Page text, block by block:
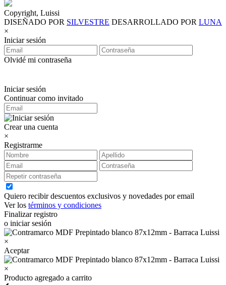
Copyright, Luissi
DISEÑADO POR SILVESTRE DESARROLLADO POR LUNA
×
Iniciar sesión
Olvidé mi contraseña
Iniciar sesión
Continuar como invitado
Crear una cuenta
×
Registrarme
Quiero recibir descuentos exclusivos y novedades por email
Ver los términos y condiciones
Finalizar registro
o iniciar sesión
×
Aceptar
×
Producto agregado a carrito